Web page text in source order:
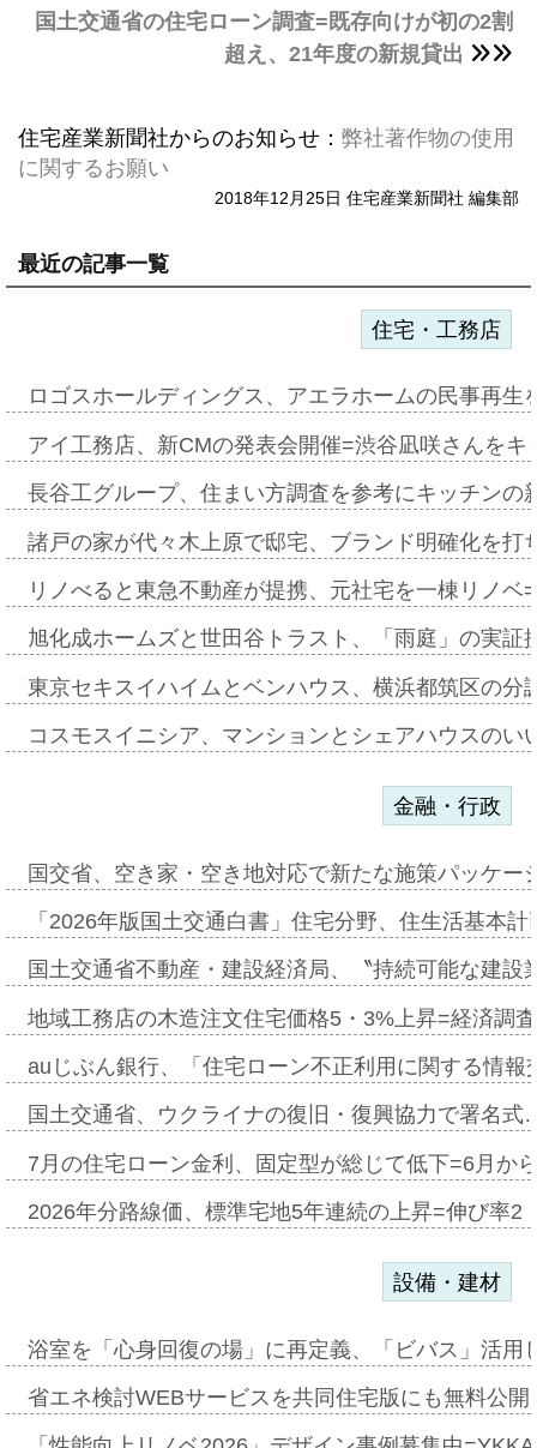
国土交通省の住宅ローン調査=既存向けが初の2割
超え、21年度の新規貸出
住宅産業新聞社からのお知らせ： 弊社著作物の使用
に関するお願い
2018年12月25日 住宅産業新聞社 編集部
最近の記事一覧
住宅・工務店
ロゴスホールディングス、アエラホームの民事再
アイ工務店、新CMの発表会開催=渋谷凪咲さんを
長谷工グループ、住まい方調査を参考にキッチン
諸戸の家が代々木上原で邸宅、ブランド明確化を
リノべると東急不動産が提携、元社宅を一棟リノ
旭化成ホームズと世田谷トラスト、「雨庭」の実
東京セキスイハイムとベンハウス、横浜都筑区の
コスモスイニシア、マンションとシェアハウスの
金融・行政
国交省、空き家・空き地対応で新たな施策パッケ
「2026年版国土交通白書」住宅分野、住生活基本
国土交通省不動産・建設経済局、〝持続可能な建
地域工務店の木造注文住宅価格5・3%上昇=経済調
auじぶん銀行、「住宅ローン不正利用に関する情
国土交通省、ウクライナの復旧・復興協力で署名
7月の住宅ローン金利、固定型が総じて低下=6月か
2026年分路線価、標準宅地5年連続の上昇=伸び率
設備・建材
浴室を「心身回復の場」に再定義、「ビバス」活
省エネ検討WEBサービスを共同住宅版にも無料公